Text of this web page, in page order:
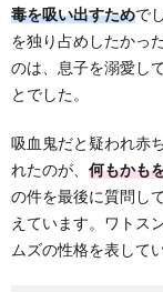
毒を吸い出すためで
を独り占めしたかっ
のは、息子を溺愛し
とでした。
吸血鬼だと疑われ赤
れたのが、 何もかも
の件を最後に質問し
えています。ワトス
ムズの性格を表して